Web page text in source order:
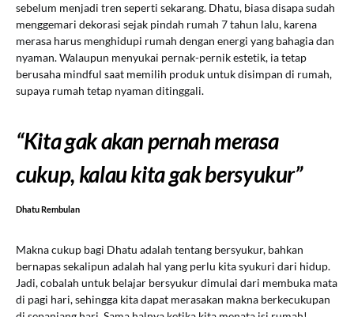
sebelum menjadi tren seperti sekarang. Dhatu, biasa disapa sudah
menggemari dekorasi sejak pindah rumah 7 tahun lalu, karena
merasa harus menghidupi rumah dengan energi yang bahagia dan
nyaman. Walaupun menyukai pernak-pernik estetik, ia tetap
berusaha mindful saat memilih produk untuk disimpan di rumah,
supaya rumah tetap nyaman ditinggali.
“Kita gak akan pernah merasa
cukup, kalau kita gak bersyukur”
Dhatu Rembulan
Makna cukup bagi Dhatu adalah tentang bersyukur, bahkan
bernapas sekalipun adalah hal yang perlu kita syukuri dari hidup.
Jadi, cobalah untuk belajar bersyukur dimulai dari membuka mata
di pagi hari, sehingga kita dapat merasakan makna berkecukupan